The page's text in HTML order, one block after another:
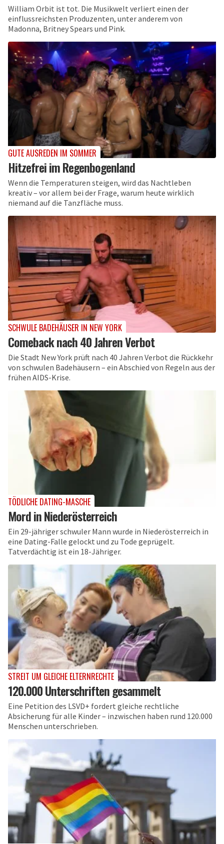
William Orbit ist tot. Die Musikwelt verliert einen der
einflussreichsten Produzenten, unter anderem von
Madonna, Britney Spears und Pink.
GUTE AUSREDEN IM SOMMER
Hitzefrei im Regenbogenland
Wenn die Temperaturen steigen, wird das Nachtleben
kreativ – vor allem bei der Frage, warum heute wirklich
niemand auf die Tanzfläche muss.
SCHWULE BADEHÄUSER IN NEW YORK
Comeback nach 40 Jahren Verbot
Die Stadt New York prüft nach 40 Jahren Verbot die Rückkehr
von schwulen Badehäusern – ein Abschied von Regeln aus der
frühen AIDS-Krise.
TÖDLICHE DATING-MASCHE
Mord in Niederösterreich
Ein 29-jähriger schwuler Mann wurde in Niederösterreich in
eine Dating-Falle gelockt und zu Tode geprügelt.
Tatverdächtig ist ein 18-Jähriger.
STREIT UM GLEICHE ELTERNRECHTE
120.000 Unterschriften gesammelt
Eine Petition des LSVD+ fordert gleiche rechtliche
Absicherung für alle Kinder – inzwischen haben rund 120.000
Menschen unterschrieben.